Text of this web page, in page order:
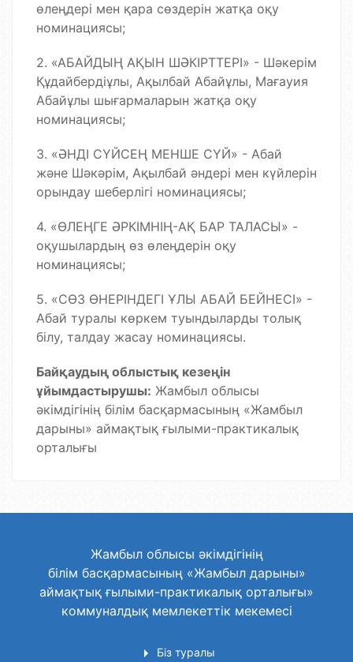
өлеңдері мен қара сөздерін жатқа оқу
номинациясы;
2. ⁠«АБАЙДЫҢ АҚЫН ШӘКІРТТЕРІ» - Шәкерім
Құдайбердіұлы, Ақылбай Абайұлы, Мағауия
Абайұлы шығармаларын жатқа оқу
номинациясы;
3. «ӘНДІ СҮЙСЕҢ МЕНШЕ СҮЙ» - Абай
және Шәкәрім, Ақылбай әндері мен күйлерін
орындау шеберлігі номинациясы;
4. «ӨЛЕҢГЕ ӘРКІМНІҢ-АҚ БАР ТАЛАСЫ» -
оқушылардың өз өлеңдерін оқу
номинациясы;
5. «СӨЗ ӨНЕРІНДЕГІ ҰЛЫ АБАЙ БЕЙНЕСІ» -
Абай туралы көркем туындыларды толық
білу, талдау жасау номинациясы.
Байқаудың облыстық кезеңін
ұйымдастырушы: Жамбыл облысы
әкімдігінің білім басқармасының «Жамбыл
дарыны» аймақтық ғылыми-практикалық
орталығы
Жамбыл облысы әкімдігінің
білім басқармасының «Жамбыл дарыны»
аймақтық ғылыми-практикалық орталығы»
коммуналдық мемлекеттік мекемесі
Біз туралы